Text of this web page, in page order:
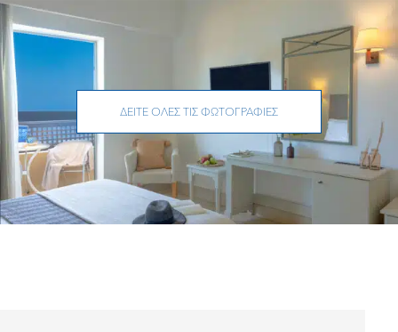
ΔΕΊΤΕ ΌΛΕΣ ΤΙΣ ΦΩΤΟΓΡΑΦΊΕΣ